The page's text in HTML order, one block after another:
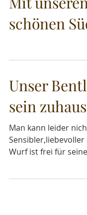
Mit
Unser
sein
Man kann leider
Wurf ist frei für